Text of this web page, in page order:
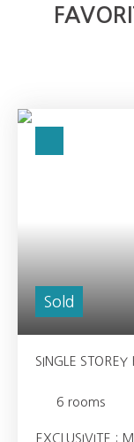
Sold
SINGLE
6 rooms
EXCLUSIVITE :